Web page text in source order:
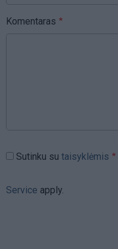
Komentaras
Sutinku su taisyklėmis
Service apply.